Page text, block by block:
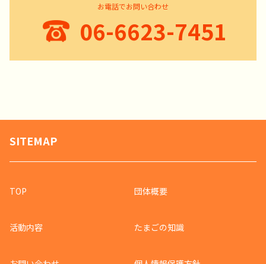
お電話でお問い合わせ
06-6623-7451
SITEMAP
TOP 団体概要
活動内容 たまごの知識